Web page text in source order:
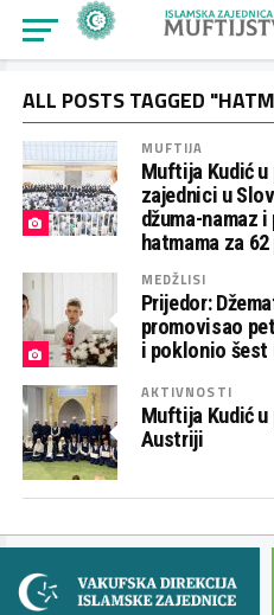
ALL POSTS TAGGED
MUFTIJA
Muftija Kudić
zajednici u
džuma-namaz
hatmama za
MEDŽLISI
Prijedor:
promovisao
i poklonio šest
AKTIVNOSTI
Muftija Kudić
Austriji